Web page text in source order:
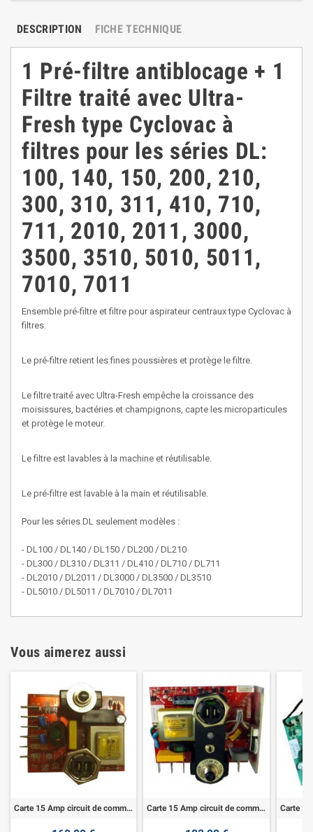
DESCRIPTION FICHE TECHNIQUE
1 Pré-filtre antiblocage + 1
Filtre traité avec Ultra-
Fresh type Cyclovac à
filtres pour les séries DL:
100, 140, 150, 200, 210,
300, 310, 311, 410, 710,
711, 2010, 2011, 3000,
3500, 3510, 5010, 5011,
7010, 7011
Ensemble pré-filtre et filtre pour aspirateur centraux type Cyclovac à
filtres.
Le pré-filtre retient les fines poussières et protège le filtre.
Le filtre traité avec Ultra-Fresh empêche la croissance des
moisissures, bactéries et champignons, capte les microparticules
et protège le moteur.
Le filtre est lavables à la machine et réutilisable.
Le pré-filtre est lavable à la main et réutilisable.
Pour les séries DL seulement modèles :
- DL100 / DL140 / DL150 / DL200 / DL210
- DL300 / DL310 / DL311 / DL410 / DL710 / DL711
- DL2010 / DL2011 / DL3000 / DL3500 / DL3510
- DL5010 / DL5011 / DL7010 / DL7011
Vous aimerez aussi
Carte 15 Amp circuit de commande 24V Carte 15 Amp circuit de commande 24V SV DL3500